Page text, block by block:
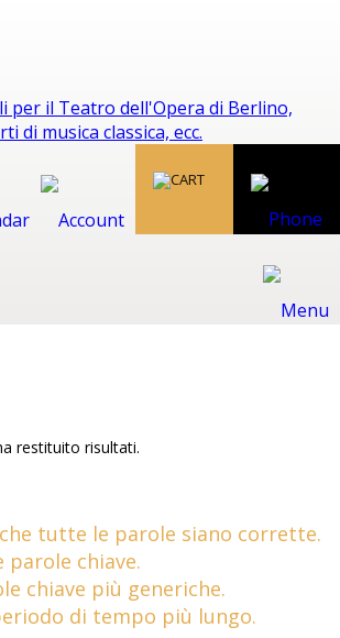
restituito risultati.
tutte le parole siano corrette.
parole chiave.
chiave più generiche.
di tempo più lungo.